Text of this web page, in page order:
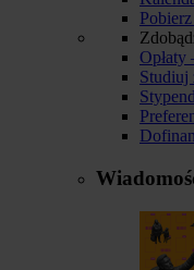
Opłaty
Studiuj